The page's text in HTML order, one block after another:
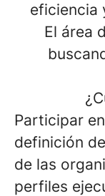
eficiencia
El área
Participar
definición
de las
perfiles